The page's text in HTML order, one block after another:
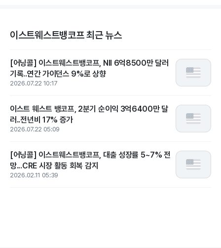
이스트웨스트뱅코프 최근 뉴스
[어닝콜] 이스트웨스트뱅코프, NII 6억8500만 달러
기록..연간 가이던스 9%로 상향
2026.07.22 10:17
이스트 웨스트 뱅코프, 2분기 순이익 3억6400만 달
러..전년비 17% 증가
2026.07.22 05:09
[어닝콜] 이스트웨스트뱅코프, 대출 성장률 5~7% 전
망...CRE 시장 활동 회복 감지
2026.02.11 05:39